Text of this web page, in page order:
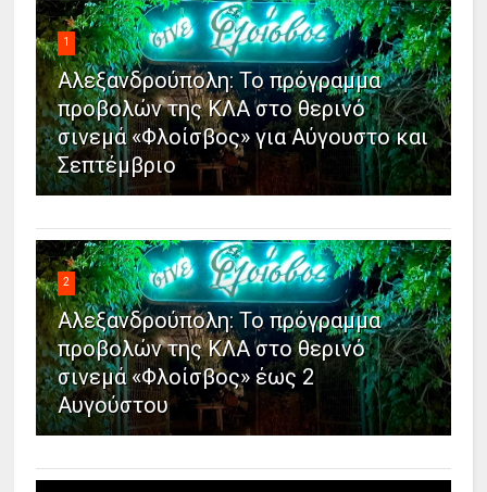
1
Αλεξανδρούπολη: Το πρόγραμμα
προβολών της ΚΛΑ στο θερινό
σινεμά «Φλοίσβος» για Αύγουστο και
Σεπτέμβριο
2
Αλεξανδρούπολη: Το πρόγραμμα
προβολών της ΚΛΑ στο θερινό
σινεμά «Φλοίσβος» έως 2
Αυγούστου